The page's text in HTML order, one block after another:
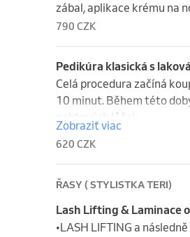
zábal, aplikace krému na
790 CZK
Pedikúra klasická s
Celá procedura začíná
10 minut. Během této
nehtových lůžek.
Zobraziť viac
620 CZK
ŘASY ( STYLISTKA TERI)
Lash Lifting & Laminace
•LASH LIFTING a